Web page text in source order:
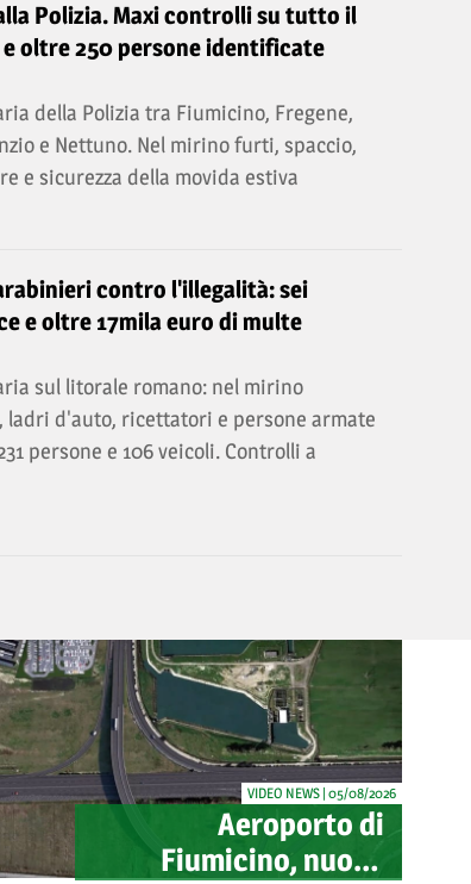
Polizia. Maxi controlli su tutto il
oltre 250 persone identificate
della Polizia tra Fiumicino, Fregene,
e Nettuno. Nel mirino furti, spaccio,
e sicurezza della movida estiva
contro l'illegalità: sei
e oltre 17mila euro di multe
sul litorale romano: nel mirino
d'auto, ricettatori e persone armate
persone e 106 veicoli. Controlli a
Aeroporto di
Fiumicino, nuovo
VIDEO NEWS | 05/08/2026